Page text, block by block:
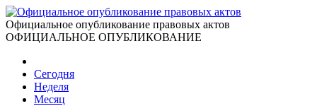
Официальное опубликование правовых актов
ОФИЦИАЛЬНОЕ ОПУБЛИКОВАНИЕ
Сегодня
Неделя
Месяц